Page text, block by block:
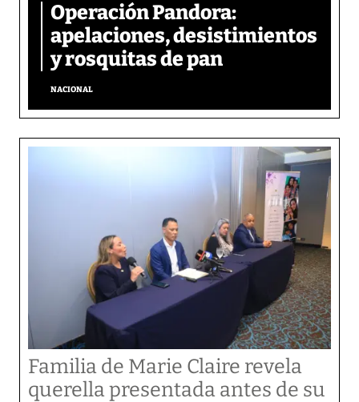
Operación Pandora:
apelaciones, desistimientos
y rosquitas de pan
NACIONAL
Familia de Marie Claire revela
querella presentada antes de su